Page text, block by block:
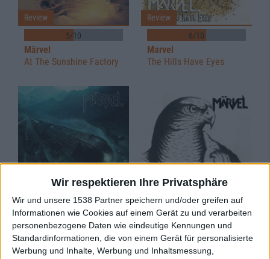
Wir respektieren Ihre Privatsphäre
Wir und unsere 1538 Partner speichern und/oder greifen auf
Informationen wie Cookies auf einem Gerät zu und verarbeiten
personenbezogene Daten wie eindeutige Kennungen und
Standardinformationen, die von einem Gerät für personalisierte
Werbung und Inhalte, Werbung und Inhaltsmessung,
5/10
Review
Märvel
At The Sunshine Factory
6/10
Review
Marvel
The Hills Have Eyes
8/10
Marvel
Hadal Zone Express
7/10
Marvel
Warhawks Of War